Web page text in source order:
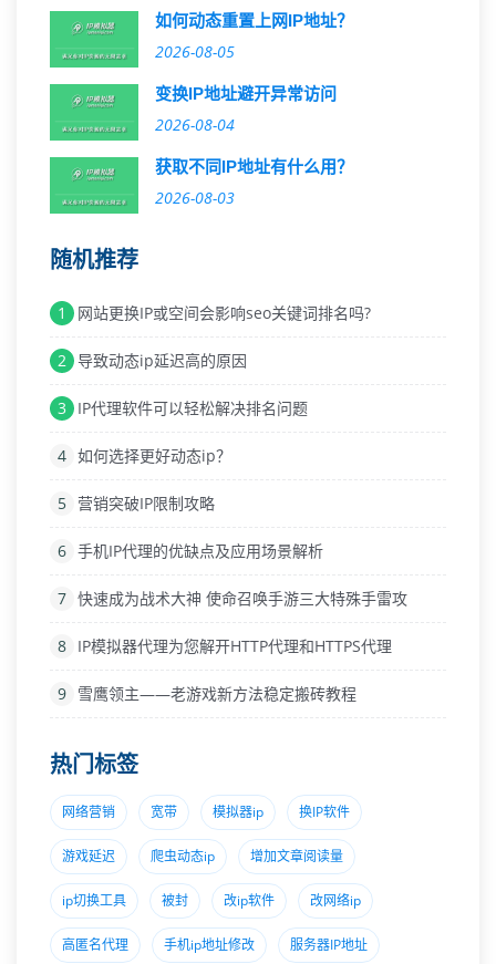
如何动态重置上网IP地址？
2026-08-05
变换IP地址避开异常访问
2026-08-04
获取不同IP地址有什么用？
2026-08-03
随机推荐
1 网站更换IP或空间会影响seo关键词排名吗?
2 导致动态ip延迟高的原因
3 IP代理软件可以轻松解决排名问题
4 如何选择更好动态ip？
5 营销突破IP限制攻略
6 手机IP代理的优缺点及应用场景解析
7 快速成为战术大神 使命召唤手游三大特殊手雷攻
8 IP模拟器代理为您解开HTTP代理和HTTPS代理
9 雪鹰领主——老游戏新方法稳定搬砖教程
热门标签
网络营销 宽带 模拟器ip 换IP软件
游戏延迟 爬虫动态ip 增加文章阅读量
ip切换工具 被封 改ip软件 改网络ip
高匿名代理 手机ip地址修改 服务器IP地址